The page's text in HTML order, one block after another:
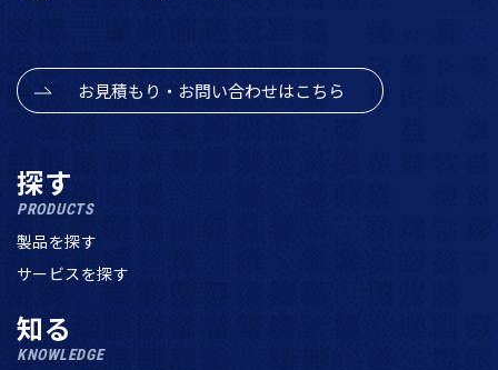
お見積もり・お問い合わせはこちら
探す
PRODUCTS
製品を探す
サービスを探す
知る
KNOWLEDGE